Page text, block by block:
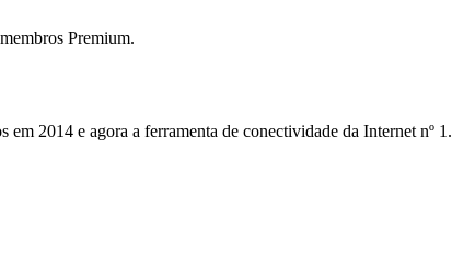
Premium.
2014 e agora a ferramenta de conectividade da Internet nº 1.